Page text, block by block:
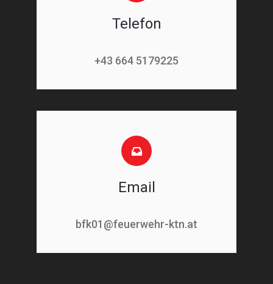
Telefon
+43 664 5179225
Email
bfk01@feuerwehr-ktn.at